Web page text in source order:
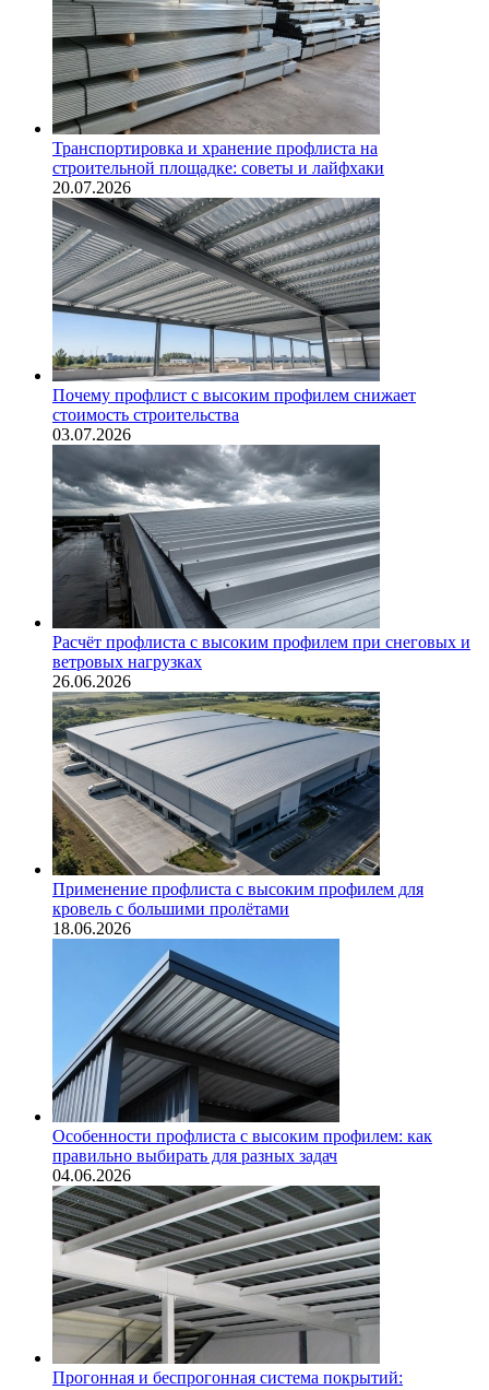
Транспортировка и хранение профлиста на
строительной площадке: советы и лайфхаки
20.07.2026
Почему профлист с высоким профилем снижает
стоимость строительства
03.07.2026
Расчёт профлиста с высоким профилем при снеговых и
ветровых нагрузках
26.06.2026
Применение профлиста с высоким профилем для
кровель с большими пролётами
18.06.2026
Особенности профлиста с высоким профилем: как
правильно выбирать для разных задач
04.06.2026
Прогонная и беспрогонная система покрытий: